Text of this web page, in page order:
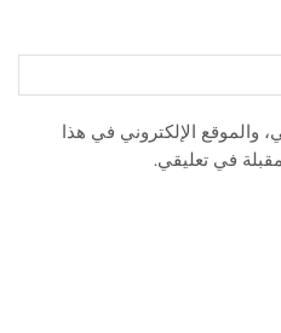
والموقع الإلكتروني في هذا
في تعليقي.